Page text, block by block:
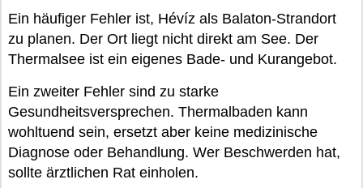
Ein häufiger Fehler ist, Hévíz als Balaton-Strandort
zu planen. Der Ort liegt nicht direkt am See. Der
Thermalsee ist ein eigenes Bade- und Kurangebot.
Ein zweiter Fehler sind zu starke
Gesundheitsversprechen. Thermalbaden kann
wohltuend sein, ersetzt aber keine medizinische
Diagnose oder Behandlung. Wer Beschwerden hat,
sollte ärztlichen Rat einholen.